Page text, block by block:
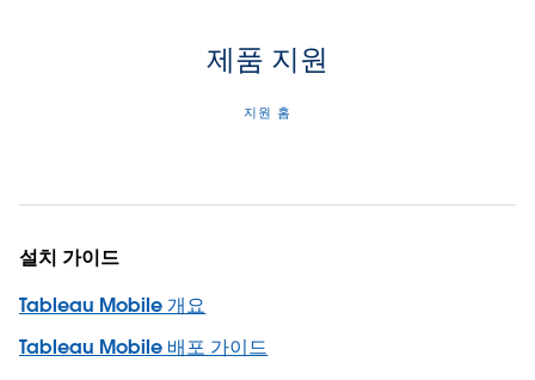
제품 지원
지원 홈
설치 가이드
Tableau Mobile 개요
Tableau Mobile 배포 가이드